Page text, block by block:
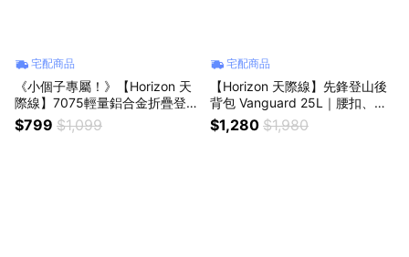
宅配商品
《小個子專屬！》【Horizon 天
際線】7075輕量鋁合金折疊登山
杖 Petite短版 (共三色) | 附杖尖
保護套 | 生日禮物 | 登山健行 |
$799 $1,099
宅配商品
【Horizon 天際線】先鋒登山後
背包 Vanguard 25L｜腰扣、胸
扣、防雨罩 | 登山包、電腦包、
書包 | 登山健行 | 生日禮物 | 開
$1,280 $1,980